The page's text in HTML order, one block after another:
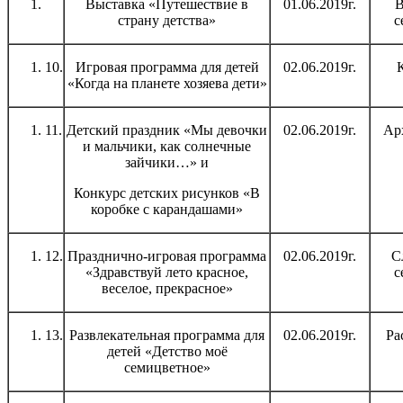
Выставка «Путешествие в
страну детства»
01.06.2019г.
10.
Игровая программа для детей
«Когда на планете хозяева дети»
02.06.2019г.
11. Детский праздник «Мы девочки
и мальчики, как солнечные
зайчики…» и
Конкурс детских рисунков «В
коробке с карандашами»
02.06.2019г.
12. Празднично-игровая программа
«Здравствуй лето красное,
веселое, прекрасное»
02.06.2019г.
13. Развлекательная программа для
детей «Детство моё
семицветное»
02.06.2019г.